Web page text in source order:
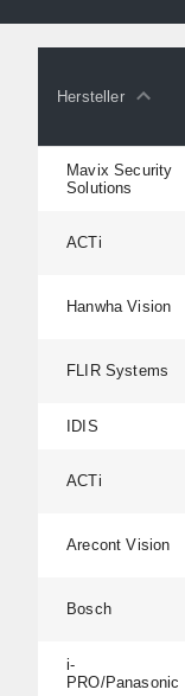
Hersteller
Mavix Security
Solutions
ACTi
Hanwha Vision
FLIR Systems
IDIS
ACTi
Arecont Vision
Bosch
i-
PRO/Panasonic